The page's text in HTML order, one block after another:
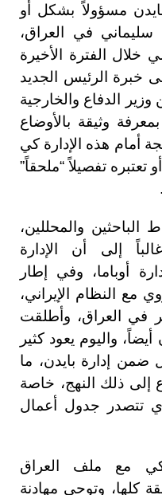
مسؤولاً بشكل أو
في العراق،
خلال الفترة الأخيرة
خبرة الرئيس الجديد
الدفاع والخارجية
وثيقة بالأوضاع
أمام هذه الإدارة كي
تعتبره تفصيلاً “ملحقاً”
والمحللين،
إلى أن الإدارة
أوباما، وفي إطار
مع النظام الإيراني،
في العراق، وأطلقت
واليوم يعود كثير
ضمن إدارة بايدن، ما
إلى ذلك النهج، خاصة
تتصدر جدول أعمال
مع ملف العراق
كلها، وتوحي مهادنة